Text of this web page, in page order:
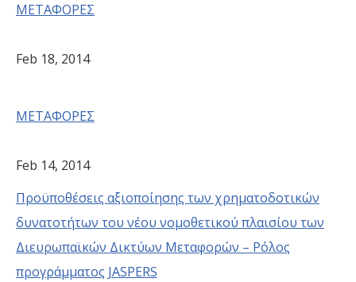
ΜΕΤΑΦΟΡΕΣ
Feb 18, 2014
ΜΕΤΑΦΟΡΕΣ
Feb 14, 2014
Προϋποθέσεις αξιοποίησης των χρηματοδοτικών
δυνατοτήτων του νέου νομοθετικού πλαισίου των
Διευρωπαϊκών Δικτύων Μεταφορών – Ρόλος
προγράμματος JASPERS